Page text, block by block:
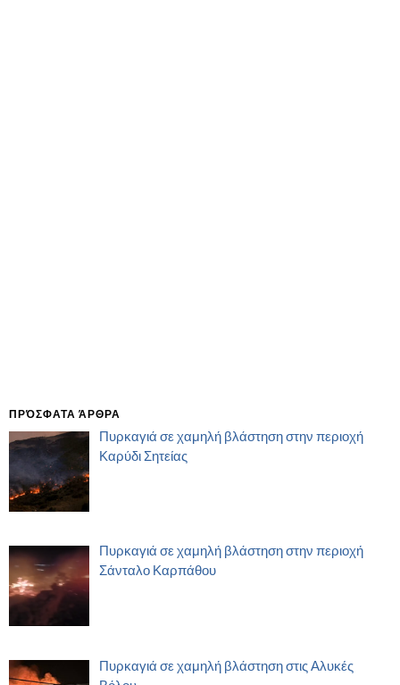
ΠΡΌΣΦΑΤΑ ΆΡΘΡΑ
Πυρκαγιά σε χαμηλή βλάστηση στην περιοχή
Καρύδι Σητείας
Πυρκαγιά σε χαμηλή βλάστηση στην περιοχή
Σάνταλο Καρπάθου
Πυρκαγιά σε χαμηλή βλάστηση στις Αλυκές